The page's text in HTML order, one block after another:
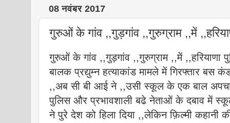
08 नवंबर 2017
गुरुओं के गांव ,,गुड़गांव ,,गुरुग्राम ,,में
गुरुओं के गांव ,,गुड़गांव ,,गुरुग्राम ,,में
बालक प्रद्युम्न हत्याकांड मामले में गिरफ्तार बस
,,अब सी बी आई ने ,,उसी स्कूल के एक बाल
पुलिस और प्रभावशाली बढे नेताओं के दबाव में
ने पुरे देश को हिला दिया ,,लेकिन फ़िल्मी